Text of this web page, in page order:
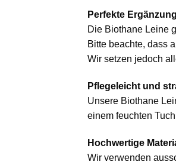
Perfekte
Die Biothane Leine
Bitte beachte, dass
Wir setzen jedoch
Pflegeleicht und
Unsere Biothane
einem feuchten
Hochwertige
Wir verwenden